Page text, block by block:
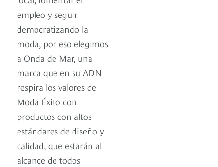
empleo y seguir
democratizando la
moda, por eso elegimos
a Onda de Mar, una
marca que en su ADN
respira los valores de
Moda Éxito con
productos con altos
estándares de diseño y
calidad, que estarán al
alcance de todos